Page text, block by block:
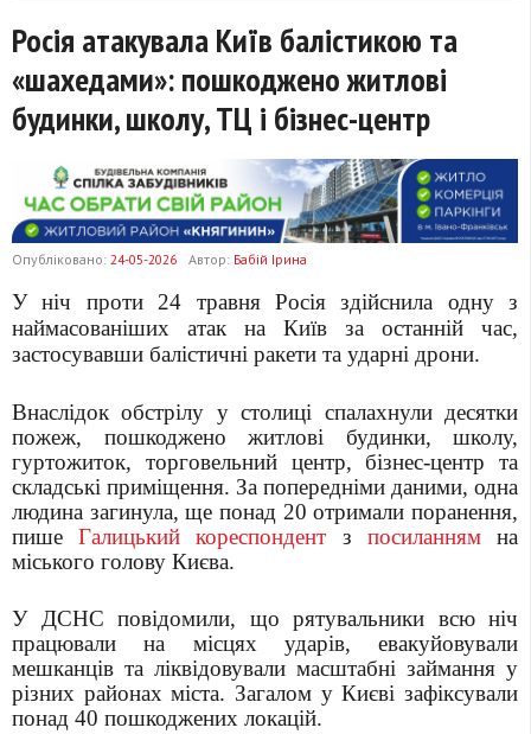
Росія атакувала Київ балістикою та
«шахедами»: пошкоджено житлові
будинки, школу, ТЦ і бізнес-центр
Опубліковано: 24-05-2026 Автор: Бабій Ірина
У ніч проти 24 травня Росія здійснила одну з
наймасованіших атак на Київ за останній час,
застосувавши балістичні ракети та ударні дрони.
Внаслідок обстрілу у столиці спалахнули десятки
пожеж, пошкоджено житлові будинки, школу,
гуртожиток, торговельний центр, бізнес-центр та
складські приміщення. За попередніми даними, одна
людина загинула, ще понад 20 отримали поранення,
пишеГалицький кореспондент з посиланнямна
міського голову Києва.
У ДСНС повідомили, що рятувальники всю ніч
працювали на місцях ударів, евакуйовували
мешканців та ліквідовували масштабні займання у
різних районах міста. Загалом у Києві зафіксували
понад 40 пошкоджених локацій.